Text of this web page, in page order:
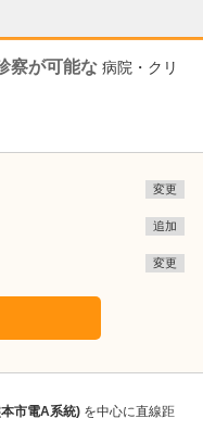
察が可能な 病院・クリ
変更
追加
変更
市電A系統) を中心に直線距